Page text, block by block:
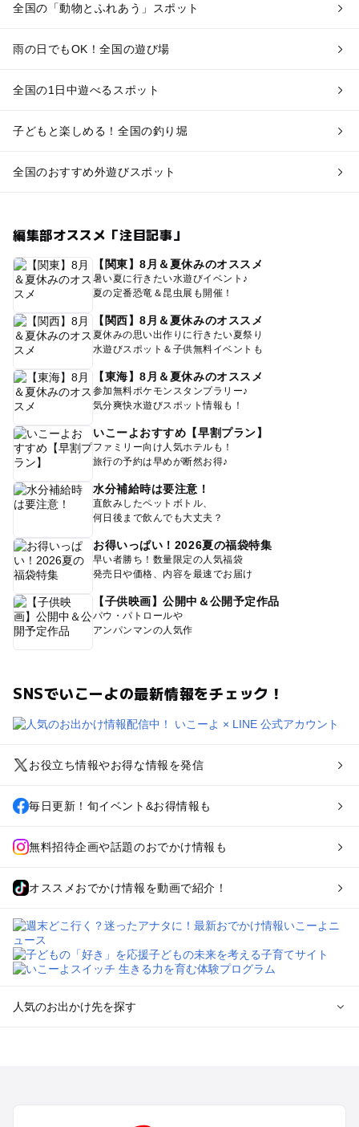
全国の「動物とふれあう」スポット
雨の日でもOK！全国の遊び場
全国の1日中遊べるスポット
子どもと楽しめる！全国の釣り堀
全国のおすすめ外遊びスポット
編集部オススメ「注目記事」
【関東】8月＆夏休みのオススメ
暑い夏に行きたい水遊びイベント♪
夏の定番恐竜＆昆虫展も開催！
【関西】8月＆夏休みのオススメ
夏休みの思い出作りに行きたい夏祭り
水遊びスポット＆子供無料イベントも
【東海】8月＆夏休みのオススメ
参加無料ポケモンスタンプラリー♪
気分爽快水遊びスポット情報も！
いこーよおすすめ【早割プラン】
ファミリー向け人気ホテルも！
旅行の予約は早めが断然お得♪
水分補給時は要注意！
直飲みしたペットボトル、
何日後まで飲んでも大丈夫？
お得いっぱい！2026夏の福袋特集
早い者勝ち！数量限定の人気福袋
発売日や価格、内容を最速でお届け
【子供映画】公開中＆公開予定作品
パウ・パトロールや
アンパンマンの人気作
SNSでいこーよの最新情報をチェック！
お役立ち情報やお得な情報を発信
毎日更新！旬イベント&お得情報も
無料招待企画や話題のおでかけ情報も
オススメおでかけ情報を動画で紹介！
人気のお出かけ先を探す